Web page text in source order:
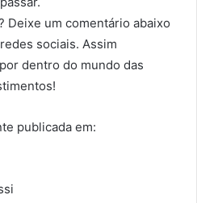
Deixe um comentário abaixo
sociais. Assim
dentro do mundo das
publicada em: